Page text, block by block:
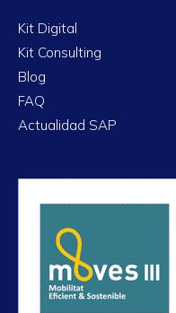
Kit Digital
Kit Consulting
Blog
FAQ
Actualidad SAP